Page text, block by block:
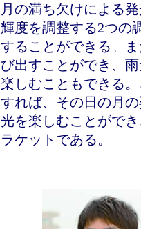
月の満ち欠けによる
輝度を調整する2つの
することができる。
び出すことができ、
楽しむこともできる
すれば、その日の月
光を楽しむことがで
ラケットである。